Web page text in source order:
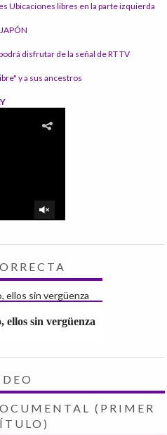
Ubicaciones libres en la parte izquierda
disfrutar de la señal de RT TV
y a sus ancestros
ellos sin vergüenza
(PRIMER